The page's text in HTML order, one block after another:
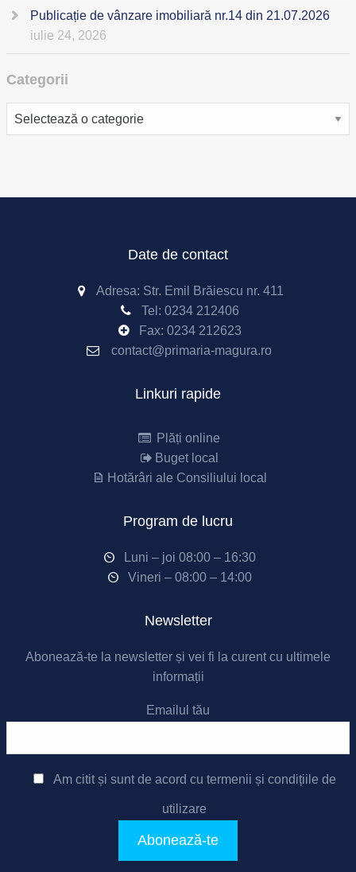
Publicație de vânzare imobiliară nr.14 din 21.07.2026
iulie 24, 2026
Categorii
Categorii
Date de contact
Adresa: Str. Emil Brăiescu nr. 411
Tel: 0234 212406
Fax: 0234 212623
contact@primaria-magura.ro
Linkuri rapide
Plăți online
Buget local
Hotărâri ale Consiliului local
Program de lucru
Luni – joi 08:00 – 16:30
Vineri – 08:00 – 14:00
Newsletter
Abonează-te la newsletter și vei fi la curent cu ultimele
informații
Emailul tău
Am citit și sunt de acord cu termenii și condițiile de
utilizare